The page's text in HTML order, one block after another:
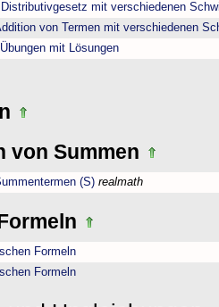
mit verschiedenen
von Termen mit verschiedenen
mit Lösungen
von Summen
(S) realmath
Formeln
Formeln